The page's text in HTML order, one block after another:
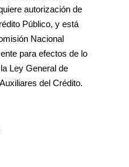
autorización de
Público, y está
Nacional
para efectos de lo
Ley General de
del Crédito.